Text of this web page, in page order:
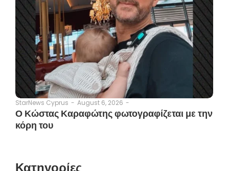
StarNews Cyprus - August 6, 2026 -
Ο Κώστας Καραφώτης φωτογραφίζεται με την
κόρη του
Κατηγορίες